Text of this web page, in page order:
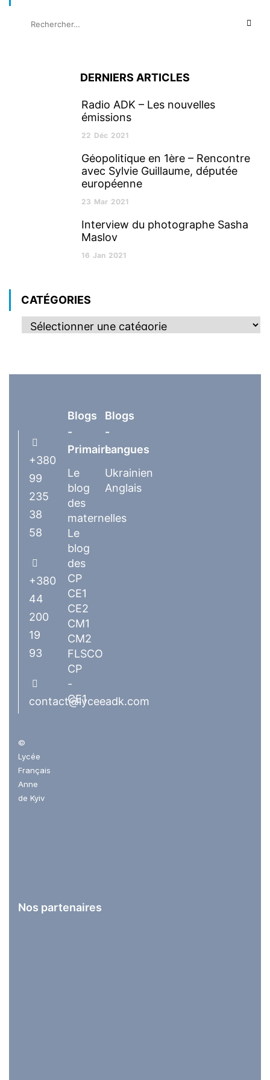
DERNIERS ARTICLES
Radio ADK – Les nouvelles
émissions
22 Déc 2021
Géopolitique en 1ère – Rencontre
avec Sylvie Guillaume, députée
européenne
23 Mar 2021
Interview du photographe Sasha
Maslov
16 Jan 2021
CATÉGORIES
+380
99
235
38
58
+380
44
200
19
93
contact@lyceeadk.com
©
Lycée
Français
Anne
de Kyiv
Blogs
-
Primaire
Le
blog
des
maternelles
Le
blog
des
CP
CE1
CE2
CM1
CM2
FLSCO
CP
-
CE1
Blogs
-
Langues
Ukrainien
Anglais
Nos partenaires